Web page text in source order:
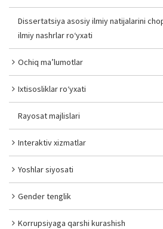
Dissertatsiya asosiy ilmiy natijalarini
ilmiy nashrlar ro‘yxati
Ochiq ma’lumotlar
Ixtisosliklar ro‘yxati
Rayosat majlislari
Interaktiv xizmatlar
Yoshlar siyosati
Gender tenglik
Korrupsiyaga qarshi kurashish